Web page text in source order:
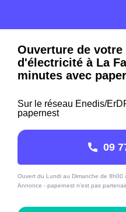
Ouverture de
d'électricité à La
minutes avec
Sur le réseau Enedis/
papernest
09
Ouvert du Lundi au Dimanche de 8h00
Annonce - papernest n'est pas